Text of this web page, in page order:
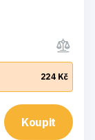
224 Kč
Koupit